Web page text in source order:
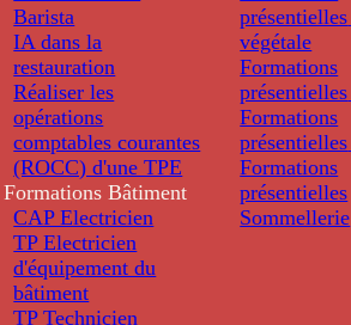
Barista
IA dans la
restauration
Réaliser les
opérations
comptables courantes
(ROCC) d'une TPE
Formations Bâtiment
CAP Electricien
TP Electricien
d'équipement du
bâtiment
TP Technicien
présentielles
végétale
Formations
présentielles
Formations
présentielles
Formations
présentielles
Sommellerie